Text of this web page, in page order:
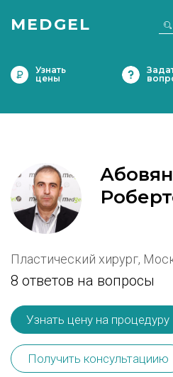
MEDGEL
Узнать
цены
Пластический хирург,
8 ответов на вопросы
Узнать цену на процедуру
Получить консультациию